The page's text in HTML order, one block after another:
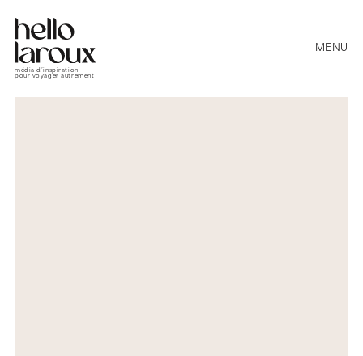
média d’inspiration
pour voyager autrement
MENU